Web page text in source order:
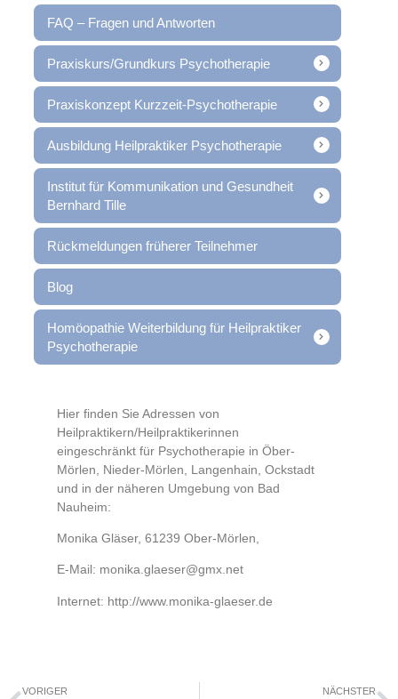
FAQ – Fragen und Antworten
Praxiskurs/Grundkurs Psychotherapie
Praxiskonzept Kurzzeit-Psychotherapie
Ausbildung Heilpraktiker Psychotherapie
Institut für Kommunikation und Gesundheit
Bernhard Tille
Rückmeldungen früherer Teilnehmer
Blog
Homöopathie Weiterbildung für Heilpraktiker
Psychotherapie
Hier finden Sie Adressen von
Heilpraktikern/Heilpraktikerinnen
eingeschränkt für Psychotherapie in Öber-
Mörlen, Nieder-Mörlen, Langenhain, Ockstadt
und in der näheren Umgebung von Bad
Nauheim:
Monika Gläser, 61239 Ober-Mörlen,
E-Mail: monika.glaeser@gmx.net
Internet: http://www.monika-glaeser.de
VORIGER NÄCHSTER